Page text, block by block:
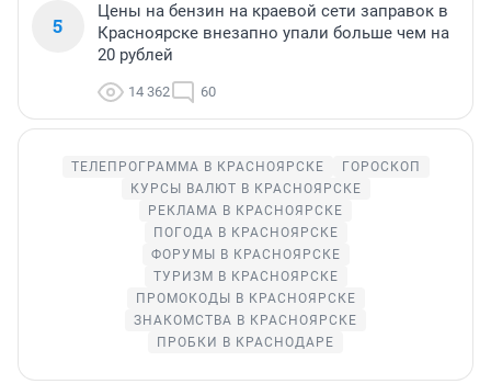
5
Цены на бензин на краевой сети заправок в
Красноярске внезапно упали больше чем на
20 рублей
14 362 60
ТЕЛЕПРОГРАММА В КРАСНОЯРСКЕ
ГОРОСКОП
КУРСЫ ВАЛЮТ В КРАСНОЯРСКЕ
РЕКЛАМА В КРАСНОЯРСКЕ
ПОГОДА В КРАСНОЯРСКЕ
ФОРУМЫ В КРАСНОЯРСКЕ
ТУРИЗМ В КРАСНОЯРСКЕ
ПРОМОКОДЫ В КРАСНОЯРСКЕ
ЗНАКОМСТВА В КРАСНОЯРСКЕ
ПРОБКИ В КРАСНОДАРЕ